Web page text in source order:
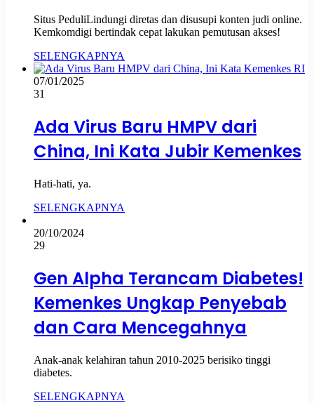
Situs PeduliLindungi diretas dan disusupi konten judi online.
Kemkomdigi bertindak cepat lakukan pemutusan akses!
SELENGKAPNYA
07/01/2025
31
Ada Virus Baru HMPV dari
China, Ini Kata Jubir Kemenkes
Hati-hati, ya.
SELENGKAPNYA
20/10/2024
29
Gen Alpha Terancam Diabetes!
Kemenkes Ungkap Penyebab
dan Cara Mencegahnya
Anak-anak kelahiran tahun 2010-2025 berisiko tinggi
diabetes.
SELENGKAPNYA